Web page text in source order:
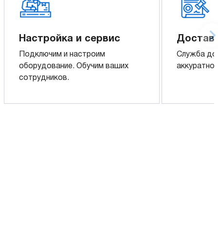
Настройка и сервис
Подключим и настроим
оборудование. Обучим ваших
сотрудников.
Служба
аккуратно